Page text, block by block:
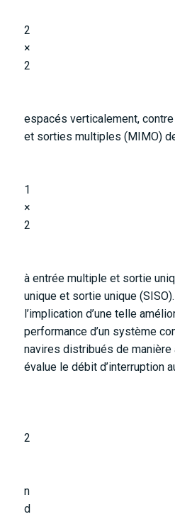
2
×
2
espacés verticalement,
et sorties multiples (MIMO)
1
×
2
à entrée multiple et sortie
unique et sortie unique
l’implication d’une telle
performance d’un système
navires distribués de manière
évalue le débit d’interruption
2
n
d